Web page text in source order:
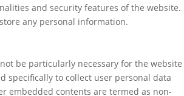
and security features of the website.
any personal information.
be particularly necessary for the website
specifically to collect user personal data
embedded contents are termed as non-